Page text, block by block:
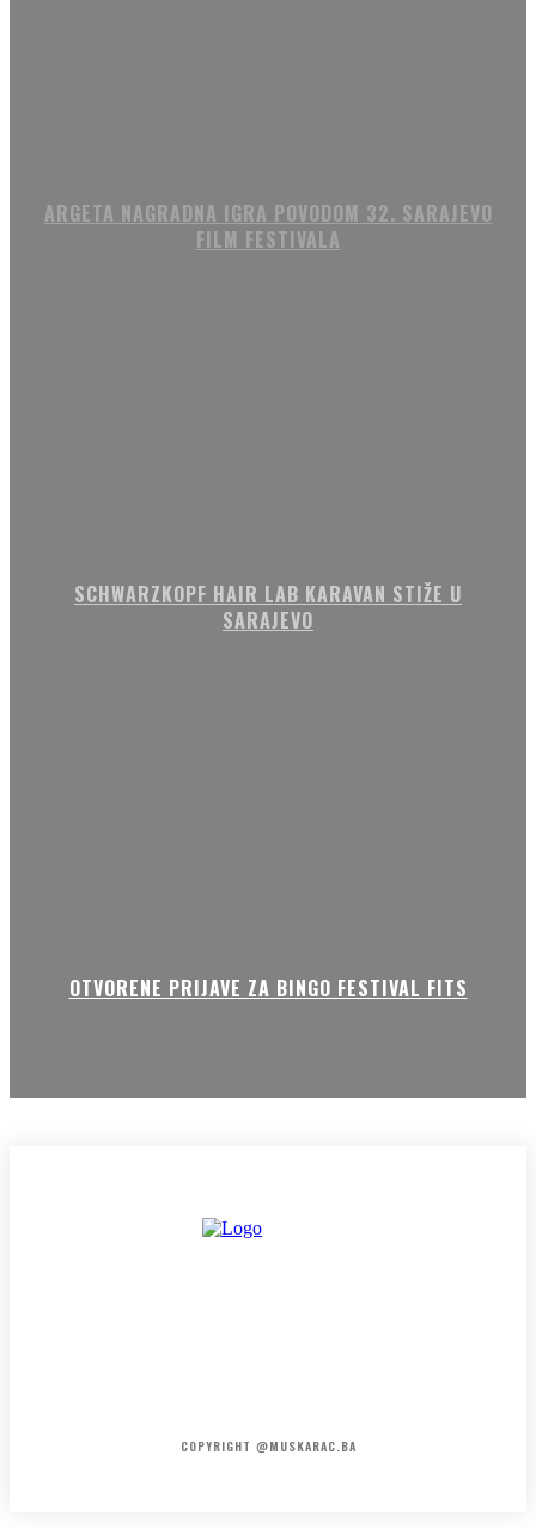
ARGETA NAGRADNA IGRA POVODOM 32. SARAJEVO
FILM FESTIVALA
SCHWARZKOPF HAIR LAB KARAVAN STIŽE U
SARAJEVO
OTVORENE PRIJAVE ZA BINGO FESTIVAL FITS
COPYRIGHT @MUSKARAC.BA